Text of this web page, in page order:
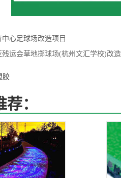
心足球场改造项目
残运会草地掷球场(杭州文汇学校)改
胶
：